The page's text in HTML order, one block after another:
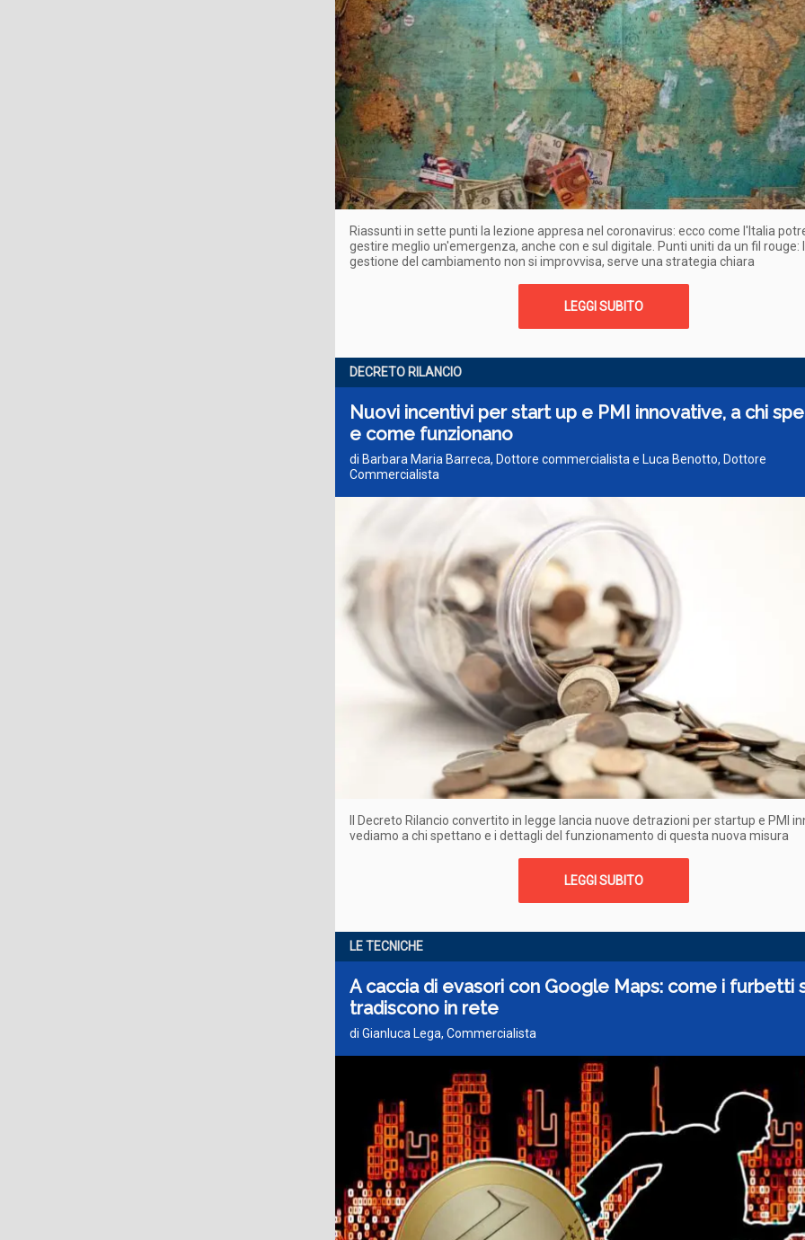
Riassunti in sette punti la lezione appresa nel coronavirus: ecco come l'Italia
gestire meglio un'emergenza, anche con e sul digitale. Punti uniti da un fil rouge:
gestione del cambiamento non si improvvisa, serve una strategia chiara
LEGGI SUBITO
DECRETO RILANCIO
Nuovi incentivi per start up e PMI innovative, a chi
e come funzionano
di Barbara Maria Barreca, Dottore commercialista e Luca Benotto, Dottore
Commercialista
Il Decreto Rilancio convertito in legge lancia nuove detrazioni per startup e PMI
vediamo a chi spettano e i dettagli del funzionamento di questa nuova misura
LEGGI SUBITO
LE TECNICHE
A caccia di evasori con Google Maps: come i furbetti
tradiscono in rete
di Gianluca Lega, Commercialista